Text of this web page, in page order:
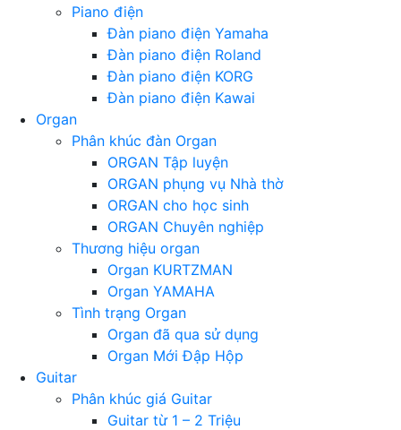
Piano điện
Đàn piano điện Yamaha
Đàn piano điện Roland
Đàn piano điện KORG
Đàn piano điện Kawai
Organ
Phân khúc đàn Organ
ORGAN Tập luyện
ORGAN phụng vụ Nhà thờ
ORGAN cho học sinh
ORGAN Chuyên nghiệp
Thương hiệu organ
Organ KURTZMAN
Organ YAMAHA
Tình trạng Organ
Organ đã qua sử dụng
Organ Mới Đập Hộp
Guitar
Phân khúc giá Guitar
Guitar từ 1 – 2 Triệu